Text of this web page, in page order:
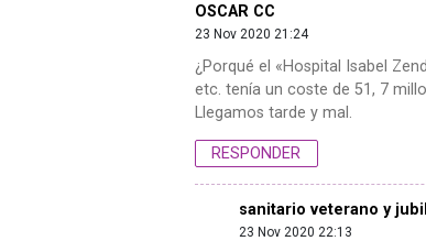
OSCAR CC
23 Nov 2020 21:24
¿Porqué el «Hospital Isabel
etc. tenía un coste de 51, 7
Llegamos tarde y mal.
RESPONDER
sanitario veterano y
23 Nov 2020 22:13